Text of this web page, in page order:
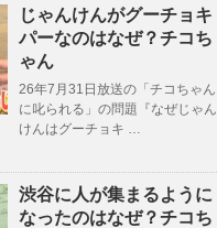
じゃんけんがグーチョキ
パーなのはなぜ？チコち
ゃん
26年7月31日放送の「チコちゃん
に叱られる」の問題『なぜじゃん
けんはグーチョキ …
渋谷に人が集まるように
なったのはなぜ？チコち